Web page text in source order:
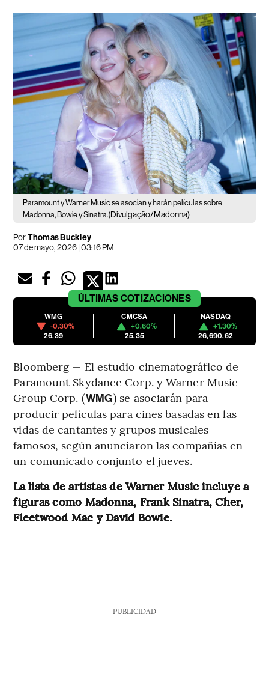
Paramount y Warner Music se asocian y harán películas sobre
Madonna, Bowie y Sinatra.(Divulgação/Madonna)
PorThomas Buckley
07 de mayo, 2026 | 03:16 PM
ÚLTIMAS COTIZACIONES
WMG
-0.30%
26.39
CMCSA
+0.60%
25.35
NASDAQ
+1.30%
26,690.62
Bloomberg — El estudio cinematográfico de
Paramount Skydance Corp. y Warner Music
Group Corp. (WMG) se asociarán para
producir películas para cines basadas en las
vidas de cantantes y grupos musicales
famosos, según anunciaron las compañías en
un comunicado conjunto el jueves.
La lista de artistas de Warner Music incluye a
figuras como Madonna, Frank Sinatra, Cher,
Fleetwood Mac y David Bowie.
PUBLICIDAD